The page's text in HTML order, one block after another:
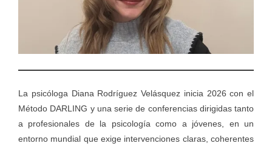
La psicóloga Diana Rodríguez Velásquez inicia 2026 con el
Método DARLING y una serie de conferencias dirigidas tanto
a profesionales de la psicología como a jóvenes, en un
entorno mundial que exige intervenciones claras, coherentes